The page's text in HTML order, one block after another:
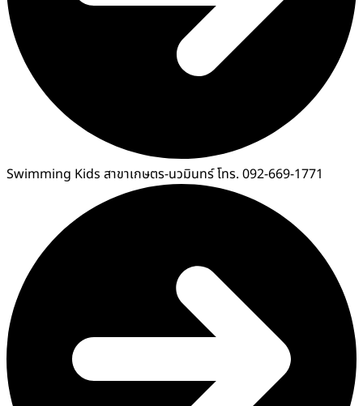
Swimming Kids สาขาเกษตร-นวมินทร์ โทร. 092-669-1771